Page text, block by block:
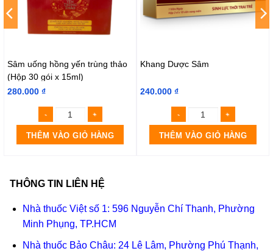
Sâm uống hồng yến trùng thảo
(Hộp 30 gói x 15ml)
280.000 ₫
THÊM VÀO GIỎ HÀNG
Khang Dược Sâm
240.000 ₫
THÊM VÀO GIỎ HÀNG
THÔNG TIN LIÊN HỆ
Nhà thuốc Việt số 1: 596 Nguyễn Chí Thanh, Phường
Minh Phụng, TP.HCM
Nhà thuốc Bảo Châu: 24 Lê Lâm, Phường Phú Thạnh,